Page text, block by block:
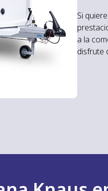
Si
a la
disfrute